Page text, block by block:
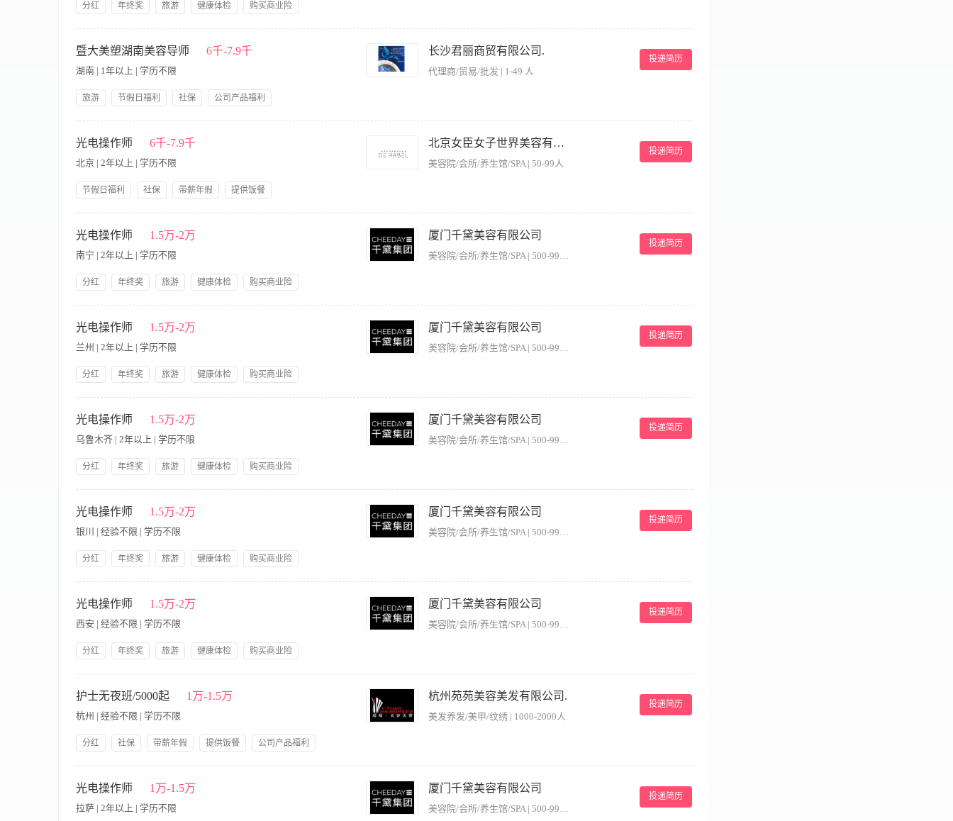
分红 年终奖 旅游 健康体检
购买商业险
务； 3.能做到承上启下作用，连接好公司与客户的关系，维护公司最大利益； 4.爱护公司各设备，能及时清楚各耗材情况，能独立培训学员学习技术； 5.熟悉皮肤，
能独立处理肌肤问题，从事本行业3年以上经验。 任职要求： 1.皮肤好、气质佳，有美容师或者美容导师从业经历； 2.性格活泼开朗，具有良好的职业素质； 3.医
学、护理、美容等专业中专以上学历； 4.能适应短期出差。
暨大美塑湖南美容导师 6千-7.9千
湖南 | 1年以上 | 学历不限
旅游 节假日福利 社保
公司产品福利
长沙君丽商贸有限公司.
代理商/贸易/批发 | 1-49 人
投递简历
报。 职位要求： 1.美容行业1年以上工作经验，形象好，气质佳 2.熟悉美容保健相关知识，有医院工作经历或医疗器械销售经验者优先； 3.医疗美容、临床等相关医
光电操作师 6千-7.9千
北京 | 2年以上 | 学历不限
节假日福利 社保 带薪年假
提供饭餐
北京女臣女子世界美容有限责任公司。
美容院/会所/养生馆/SPA | 50-99人
投递简历
报。 职位要求： 1.美容行业1年以上工作经验，形象好，气质佳 2.熟悉美容保健相关知识，有医院工作经历或医疗器械销售经验者优先； 3.医疗美容、临床等相关医
光电操作师 1.5万-2万
南宁 | 2年以上 | 学历不限
分红 年终奖 旅游 健康体检
购买商业险
厦门千黛美容有限公司
美容院/会所/养生馆/SPA | 500-999人
投递简历
务； 3.能做到承上启下作用，连接好公司与客户的关系，维护公司最大利益； 4.爱护公司各设备，能及时清楚各耗材情况，能独立培训学员学习技术； 5.熟悉皮肤，
能独立处理肌肤问题，从事本行业3年以上经验。 任职要求： 1.皮肤好、气质佳，有美容师或者美容导师从业经历； 2.性格活泼开朗，具有良好的职业素质； 3.医
学、护理、美容等专业中专以上学历； 4.能适应短期出差。
光电操作师 1.5万-2万
兰州 | 2年以上 | 学历不限
分红 年终奖 旅游 健康体检
购买商业险
厦门千黛美容有限公司
美容院/会所/养生馆/SPA | 500-999人
投递简历
务； 3.能做到承上启下作用，连接好公司与客户的关系，维护公司最大利益； 4.爱护公司各设备，能及时清楚各耗材情况，能独立培训学员学习技术； 5.熟悉皮肤，
能独立处理肌肤问题，从事本行业3年以上经验。 任职要求： 1.皮肤好、气质佳，有美容师或者美容导师从业经历； 2.性格活泼开朗，具有良好的职业素质； 3.医
学、护理、美容等专业中专以上学历； 4.能适应短期出差。
光电操作师 1.5万-2万
乌鲁木齐 | 2年以上 | 学历不限
分红 年终奖 旅游 健康体检
购买商业险
厦门千黛美容有限公司
美容院/会所/养生馆/SPA | 500-999人
投递简历
务； 3.能做到承上启下作用，连接好公司与客户的关系，维护公司最大利益； 4.爱护公司各设备，能及时清楚各耗材情况，能独立培训学员学习技术； 5.熟悉皮肤，
能独立处理肌肤问题，从事本行业3年以上经验。 任职要求： 1.皮肤好、气质佳，有美容师或者美容导师从业经历； 2.性格活泼开朗，具有良好的职业素质； 3.医
学、护理、美容等专业中专以上学历； 4.能适应短期出差。
光电操作师 1.5万-2万
银川 | 经验不限 | 学历不限
分红 年终奖 旅游 健康体检
购买商业险
厦门千黛美容有限公司
美容院/会所/养生馆/SPA | 500-999人
投递简历
务； 3.能做到承上启下作用，连接好公司与客户的关系，维护公司最大利益； 4.爱护公司各设备，能及时清楚各耗材情况，能独立培训学员学习技术； 5.熟悉皮肤，
能独立处理肌肤问题，从事本行业3年以上经验。 任职要求： 1.皮肤好、气质佳，有美容师或者美容导师从业经历； 2.性格活泼开朗，具有良好的职业素质； 3.医
学、护理、美容等专业中专以上学历； 4.能适应短期出差。
光电操作师 1.5万-2万
西安 | 经验不限 | 学历不限
分红 年终奖 旅游 健康体检
购买商业险
厦门千黛美容有限公司
美容院/会所/养生馆/SPA | 500-999人
投递简历
务； 3.能做到承上启下作用，连接好公司与客户的关系，维护公司最大利益； 4.爱护公司各设备，能及时清楚各耗材情况，能独立培训学员学习技术； 5.熟悉皮肤，
能独立处理肌肤问题，从事本行业3年以上经验。 任职要求： 1.皮肤好、气质佳，有美容师或者美容导师从业经历； 2.性格活泼开朗，具有良好的职业素质； 3.医
学、护理、美容等专业中专以上学历； 4.能适应短期出差。
护士无夜班/5000起 1万-1.5万
杭州 | 经验不限 | 学历不限
分红 社保 带薪年假 提供饭餐
公司产品福利
杭州苑苑美容美发有限公司.
美发养发/美甲/纹绣 | 1000-2000人
投递简历
SPA，互联网美发、教育培训、科技美肤、医疗美容为一体，融合“金融投资”，“商业贸易”、“爱心公益基金”、“电子商务”、“媒体传播”等为一体的集团型企业。 苑苑
市场：定位高端生活服务 苑苑团队：打造有爱一家人 岗位职责： 1.采用行业尖端器材，对肌肤进行轻光电和重光电的护理，轻光电针对祛斑，祛痘，重光电针对抗衰
老，肌肤重生。我们的工作内容就是让身边的人变美，同时自己也变得更美。 任职资格： 1.有护士证，相关护理专业 2.愿意学习，长期在美容行业发展 3.沟通表达能
光电操作师 1万-1.5万
拉萨 | 2年以上 | 学历不限
厦门千黛美容有限公司
美容院/会所/养生馆/SPA | 500-999人
投递简历